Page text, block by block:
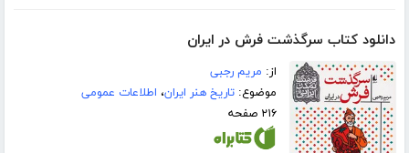
دانلود کتاب سرگذشت فرش در ایران
از: مریم رجبی
موضوع:تاریخ هنر ایران، اطلاعات عمومی
۲۱۶ صفحه